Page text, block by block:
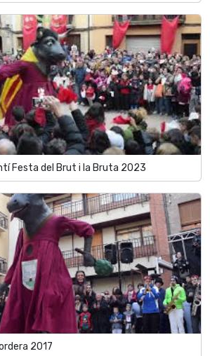
Festa del Brut i la Bruta 2023
2017